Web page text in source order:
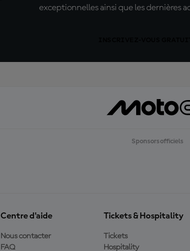
exceptionnelles ainsi que les dernières
Sponsors officiels
Centre d'aide
Nous contacter
FAQ
Tickets & Hospitality
Tickets
Hospitality